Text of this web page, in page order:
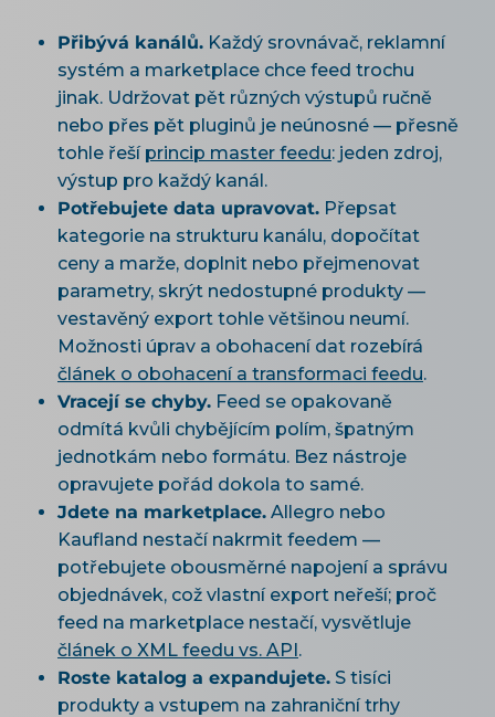
Přibývá kanálů. Každý srovnávač, reklamní
systém a marketplace chce feed trochu
jinak. Udržovat pět různých výstupů ručně
nebo přes pět pluginů je neúnosné — přesně
tohle řeší princip master feedu: jeden zdroj,
výstup pro každý kanál.
Potřebujete data upravovat. Přepsat
kategorie na strukturu kanálu, dopočítat
ceny a marže, doplnit nebo přejmenovat
parametry, skrýt nedostupné produkty —
vestavěný export tohle většinou neumí.
Možnosti úprav a obohacení dat rozebírá
článek o obohacení a transformaci feedu.
Vracejí se chyby. Feed se opakovaně
odmítá kvůli chybějícím polím, špatným
jednotkám nebo formátu. Bez nástroje
opravujete pořád dokola to samé.
Jdete na marketplace. Allegro nebo
Kaufland nestačí nakrmit feedem —
potřebujete obousměrné napojení a správu
objednávek, což vlastní export neřeší; proč
feed na marketplace nestačí, vysvětluje
článek o XML feedu vs. API.
Roste katalog a expandujete. S tisíci
produkty a vstupem na zahraniční trhy